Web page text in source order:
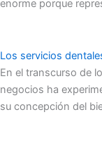
enorme porque
Los servicios
En el transcurso de
negocios ha
su concepción del